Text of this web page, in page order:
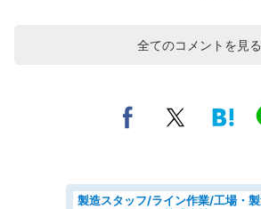
全てのコメントを見る